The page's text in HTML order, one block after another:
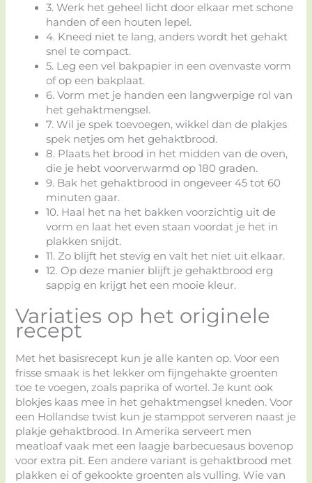
3. Werk het geheel licht door elkaar met schone
handen of een houten lepel.
4. Kneed niet te lang, anders wordt het gehakt
snel te compact.
5. Leg een vel bakpapier in een ovenvaste vorm
of op een bakplaat.
6. Vorm met je handen een langwerpige rol van
het gehaktmengsel.
7. Wil je spek toevoegen, wikkel dan de plakjes
spek netjes om het gehaktbrood.
8. Plaats het brood in het midden van de oven,
die je hebt voorverwarmd op 180 graden.
9. Bak het gehaktbrood in ongeveer 45 tot 60
minuten gaar.
10. Haal het na het bakken voorzichtig uit de
vorm en laat het even staan voordat je het in
plakken snijdt.
11. Zo blijft het stevig en valt het niet uit elkaar.
12. Op deze manier blijft je gehaktbrood erg
sappig en krijgt het een mooie kleur.
Variaties op het originele
recept
Met het basisrecept kun je alle kanten op. Voor een
frisse smaak is het lekker om fijngehakte groenten
toe te voegen, zoals paprika of wortel. Je kunt ook
blokjes kaas mee in het gehaktmengsel kneden. Voor
een Hollandse twist kun je stamppot serveren naast je
plakje gehaktbrood. In Amerika serveert men
meatloaf vaak met een laagje barbecuesaus bovenop
voor extra pit. Een andere variant is gehaktbrood met
plakken ei of gekookte groenten als vulling. Wie van